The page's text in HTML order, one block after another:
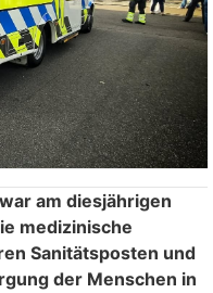
am diesjährigen
medizinische
Sanitätsposten und
der Menschen in